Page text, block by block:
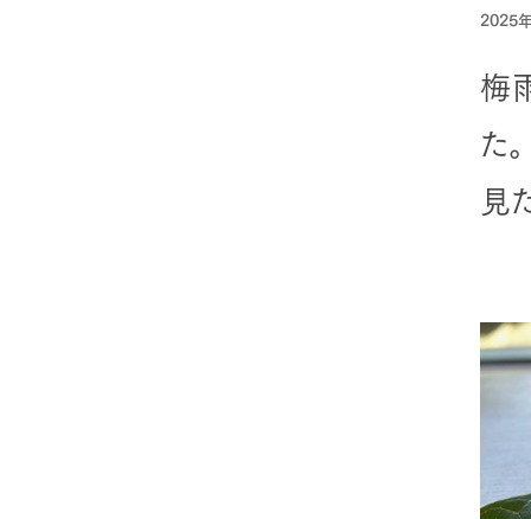
2025
梅
た。
見